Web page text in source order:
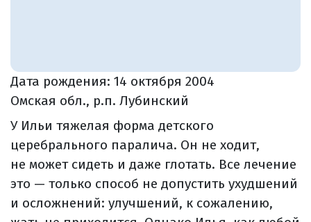
Дата рождения: 14 октября 2004
Омская обл., р.п. Лубинский
У Ильи тяжелая форма детского
церебрального паралича. Он не ходит,
не может сидеть и даже глотать. Все лечение
это — только способ не допустить ухудшений
и осложнений: улучшений, к сожалению,